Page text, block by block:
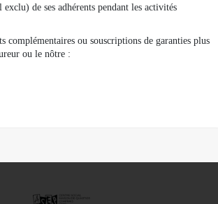
de ses adhérents pendant les activités
complémentaires ou souscriptions de garanties plus
ou le nôtre :